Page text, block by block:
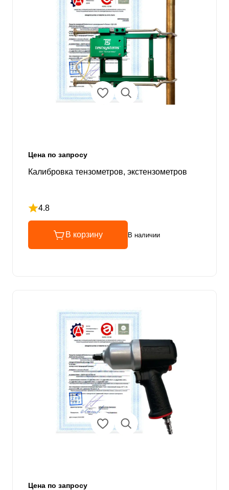
Цена по запросу
Калибровка тензометров, экстензометров
4.8
Рейтинг 4.8 из 5
В корзину В наличии
Цена по запросу